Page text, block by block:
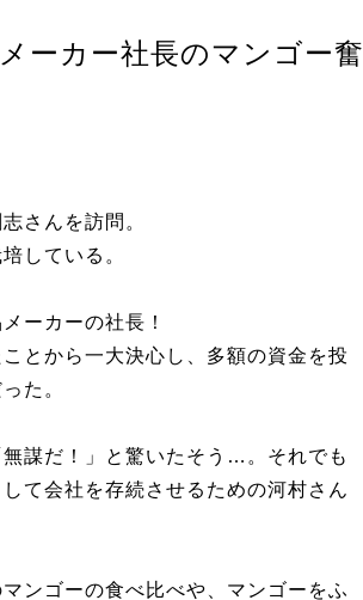
ーカー社長のマンゴー奮
さんを訪問。
している。
ーカーの社長！
とから一大決心し、多額の資金を投
た。
謀だ！」と驚いたそう…。それでも
て会社を存続させるための河村さん
ンゴーの食べ比べや、マンゴーをふ